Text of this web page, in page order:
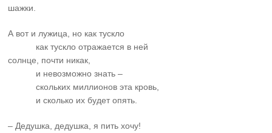
шажки.
А вот и лужица, но как тускло
как тускло отражается в ней
солнце, почти никак,
и невозможно знать –
……….скольких миллионов эта кровь,
и сколько их будет опять.
– Дедушка, дедушка, я пить хочу!